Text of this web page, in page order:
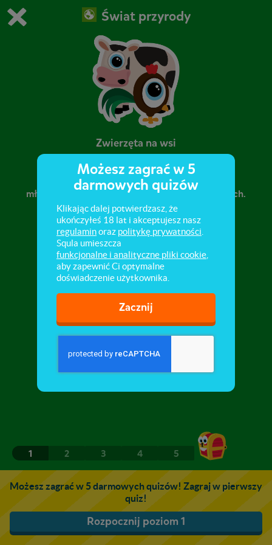
Grasz w wersję demonstracyjną Squli
Kup teraz!
0 1
Świat przyrody
Zwierzęta na wsi
Nazwy zwierząt hodowlanych (dorosłych i ich
młodych). Rozpoznawanie zwierząt na ilustracjach.
1 2 3 4 5
Możesz zagrać w 5 darmowych quizów! Zagraj w pierwszy
quiz!
Rozpocznij poziom 1
Możesz zagrać w 5
darmowych quizów
Klikając dalej potwierdzasz, że
ukończyłeś 18 lat i akceptujesz nasz
regulaminoraz politykę prywatności
Squla umieszcza
funkcjonalne i analityczne pliki cookie
aby zapewnić Ci optymalne
doświadczenie użytkownika.
Zacznij